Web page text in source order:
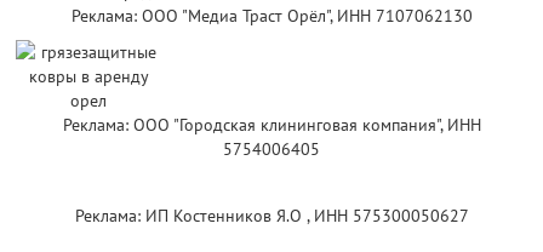
Реклама: ООО "Медиа Траст Орёл", ИНН 7107062130
Реклама: ООО "Городская клининговая компания", ИНН
5754006405
Реклама: ИП Костенников Я.О , ИНН 575300050627